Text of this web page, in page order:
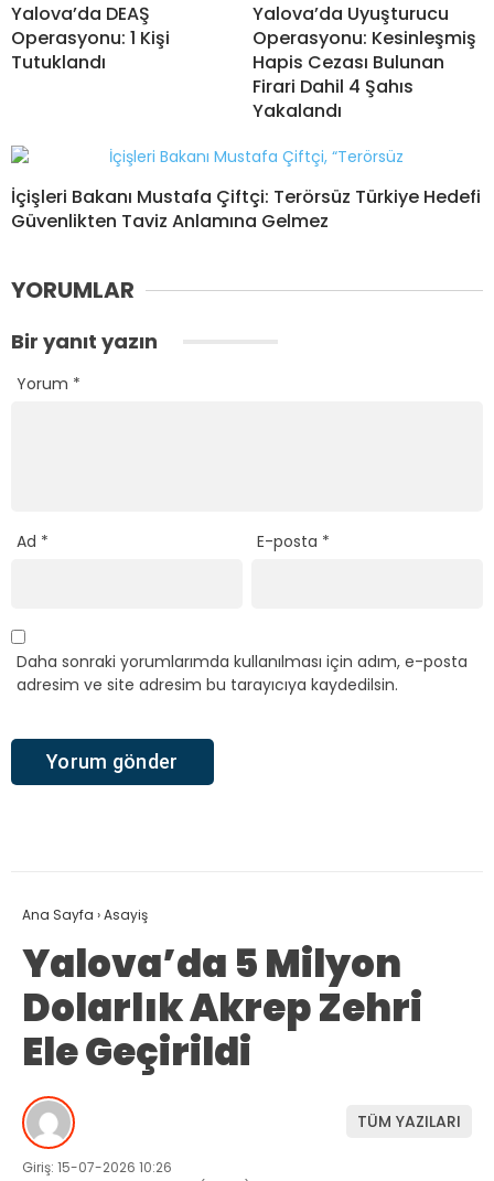
Yalova’da DEAŞ
Operasyonu: 1 Kişi
Tutuklandı
Yalova’da Uyuşturucu
Operasyonu: Kesinleşmiş
Hapis Cezası Bulunan
Firari Dahil 4 Şahıs
Yakalandı
İçişleri Bakanı Mustafa Çiftçi: Terörsüz Türkiye Hedefi
Güvenlikten Taviz Anlamına Gelmez
YORUMLAR
Bir yanıt yazın
Yorum *
Ad * E-posta *
Daha sonraki yorumlarımda kullanılması için adım, e-posta
adresim ve site adresim bu tarayıcıya kaydedilsin.
Ana Sayfa ›Asayiş
Yalova’da 5 Milyon
Dolarlık Akrep Zehri
Ele Geçirildi
TÜM YAZILARI
Giriş: 15-07-2026 10:26